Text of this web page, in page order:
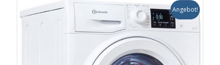
Angebot!